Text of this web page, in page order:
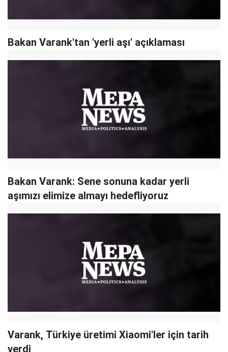
Bakan Varank'tan 'yerli aşı' açıklaması
Bakan Varank: Sene sonuna kadar yerli
aşımızı elimize almayı hedefliyoruz
Varank, Türkiye üretimi Xiaomi'ler için tarih
verdi